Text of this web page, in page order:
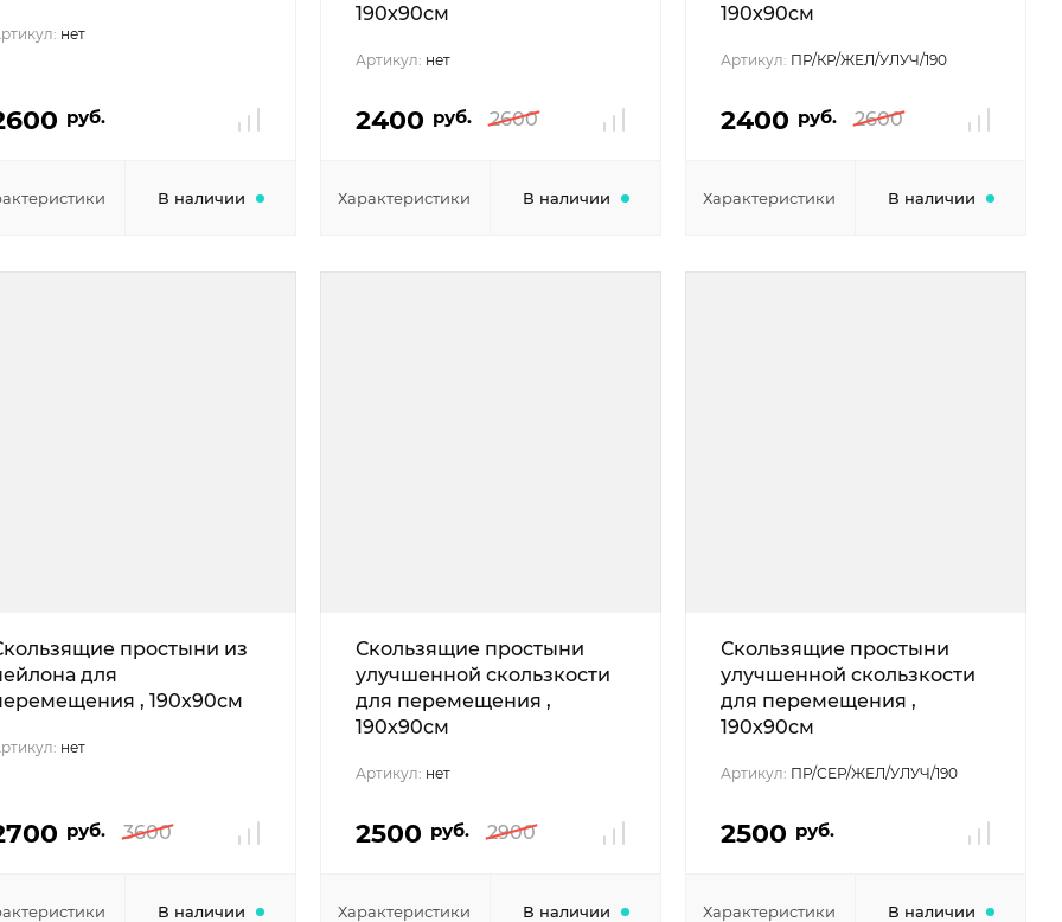
нет
руб.
В наличии
190х90см
Артикул: нет
2400 руб. 2600
Характеристики В наличии
190х90см
Артикул: ПР/КР/ЖЕЛ/УЛУЧ/190
2400 руб. 2600
Характеристики В наличии
простыни из
для
, 190х90см
нет
руб. 3600
В наличии
Скользящие простыни
улучшенной скользкости
для перемещения ,
190х90см
Артикул: нет
2500 руб. 2900
Характеристики В наличии
Скользящие простыни
улучшенной скользкости
для перемещения ,
190х90см
Артикул: ПР/СЕР/ЖЕЛ/УЛУЧ/190
2500 руб.
Характеристики В наличии